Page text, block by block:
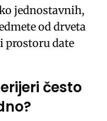
jednostavnih,
od drveta
prostoru date
često